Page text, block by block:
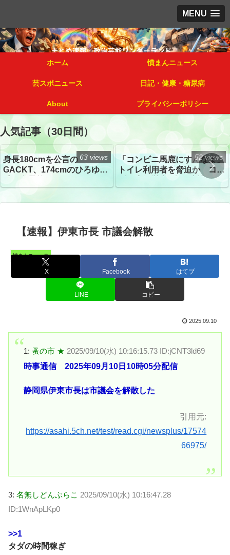
MENU
ホーム 憤まんニュース
芸スポニュース 日記・健康・糖尿病
About プライバシーポリシー
人気記事（30日間）
身長180cmを公言の
GACKT、174cmのひろゆき
トざわつき イベントでの写
真が話題
63 views
「コンビニ馬鹿にすんなよ」
トイレ利用者を脅迫か コン
52 views
【速報】伊東市長 市議会解散
憤まんニュース
X Facebook はてブ
LINE コピー
2025.09.10
1: 蚤の市 ★ 2025/09/10(水) 10:16:15.73 ID:jCNT3ld69
時事通信 2025年09月10日10時05分配信
静岡県伊東市長は市議会を解散した
引用元:
https://asahi.5ch.net/test/read.cgi/newsplus/17574
66975/
3: 名無しどんぶらこ 2025/09/10(水) 10:16:47.28
ID:1WnApLKp0
>>1
タダの時間稼ぎ